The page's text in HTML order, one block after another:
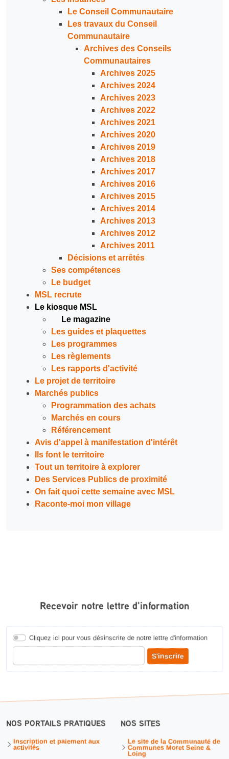
Le Conseil Communautaire
Les travaux du Conseil
Communautaire
Archives des Conseils
Communautaires
Archives 2025
Archives 2024
Archives 2023
Archives 2022
Archives 2021
Archives 2020
Archives 2019
Archives 2018
Archives 2017
Archives 2016
Archives 2015
Archives 2014
Archives 2013
Archives 2012
Archives 2011
Décisions et arrêtés
Ses compétences
Le budget
MSL recrute
Le kiosque MSL
Le magazine
Les guides et plaquettes
Les programmes
Les règlements
Les rapports d'activité
Le projet de territoire
Marchés publics
Programmation des achats
Marchés en cours
Référencement
Avis d'appel à manifestation d'intérêt
Ils font le territoire
Tout un territoire à explorer
Des Services Publics de proximité
On fait quoi cette semaine avec MSL
Raconte-moi mon village
Recevoir notre lettre d'information
Cliquez ici pour vous désinscrire de notre lettre d'information
Entrer votre adresse courriel pour recevoir notre lettre d'information
S'inscrire
NOS PORTAILS PRATIQUES
Inscription et paiement aux
activités
NOS SITES
Le site de la Communauté de
Communes Moret Seine &
Loing